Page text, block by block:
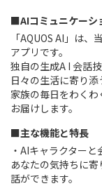
■AIコミュニケーシ
「AQUOS AI」は
アプリです。
独自の生成A I 会話
日々の生活に寄り添
家族の毎日をわく
お届けします。
■主な機能と特長
・AIキャラクターと
あなたの気持ちに
話ができます。